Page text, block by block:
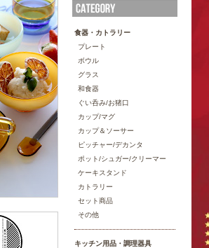
食器・カトラリー
プレート
ボウル
グラス
和食器
ぐい呑み/お猪口
カップ/マグ
カップ＆ソーサー
ピッチャー/デカンタ
ポット/シュガー/クリーマー
ケーキスタンド
カトラリー
セット商品
その他
キッチン用品・調理器具